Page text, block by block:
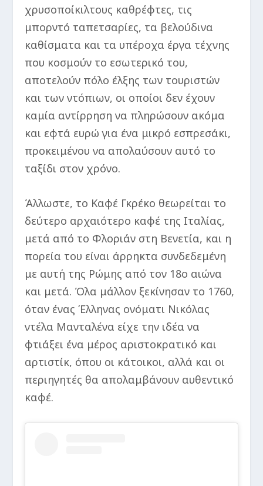
χρυσοποίκιλτους καθρέφτες, τις
μπορντό ταπετσαρίες, τα βελούδινα
καθίσματα και τα υπέροχα έργα τέχνης
που κοσμούν το εσωτερικό του,
αποτελούν πόλο έλξης των τουριστών
και των ντόπιων, οι οποίοι δεν έχουν
καμία αντίρρηση να πληρώσουν ακόμα
και εφτά ευρώ για ένα μικρό εσπρεσάκι,
προκειμένου να απολαύσουν αυτό το
ταξίδι στον χρόνο.
Άλλωστε, το Καφέ Γκρέκο θεωρείται το
δεύτερο αρχαιότερο καφέ της Ιταλίας,
μετά από το Φλοριάν στη Βενετία, και η
πορεία του είναι άρρηκτα συνδεδεμένη
με αυτή της Ρώμης από τον 18ο αιώνα
και μετά. Όλα μάλλον ξεκίνησαν το 1760,
όταν ένας Έλληνας ονόματι Νικόλας
ντέλα Μανταλένα είχε την ιδέα να
φτιάξει ένα μέρος αριστοκρατικό και
αρτιστίκ, όπου οι κάτοικοι, αλλά και οι
περιηγητές θα απολαμβάνουν αυθεντικό
καφέ.